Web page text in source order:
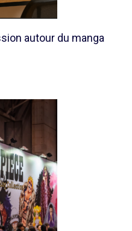
autour du manga